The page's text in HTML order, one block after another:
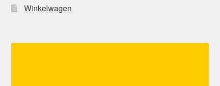
Winkelwagen